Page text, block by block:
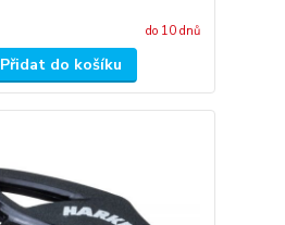
do 10 dnů
Přidat do košíku